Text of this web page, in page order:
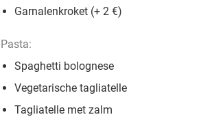
Garnalenkroket (+ 2 €)
Pasta:
Spaghetti bolognese
Vegetarische tagliatelle
Tagliatelle met zalm